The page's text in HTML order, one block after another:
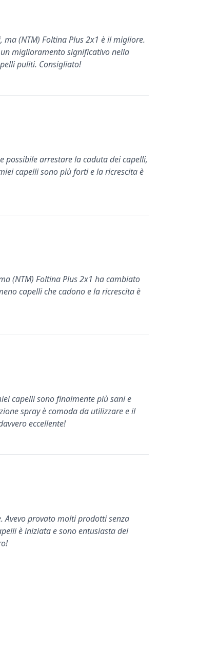
(NTM) Foltina Plus 2x1 è il migliore.
miglioramento significativo nella
puliti. Consigliato!
possibile arrestare la caduta dei capelli,
capelli sono più forti e la ricrescita è
(NTM) Foltina Plus 2x1 ha cambiato
capelli che cadono e la ricrescita è
capelli sono finalmente più sani e
spray è comoda da utilizzare e il
eccellente!
Avevo provato molti prodotti senza
è iniziata e sono entusiasta dei